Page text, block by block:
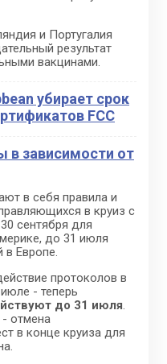
и Португалия
результат
вакцинами.
убирает срок
FCC
в зависимости от
в себя правила и
в круиз с
сентября для
до 31 июля
в Европе.
протоколов в
- теперь
до 31 июля.
- отмена
в конце круиза для